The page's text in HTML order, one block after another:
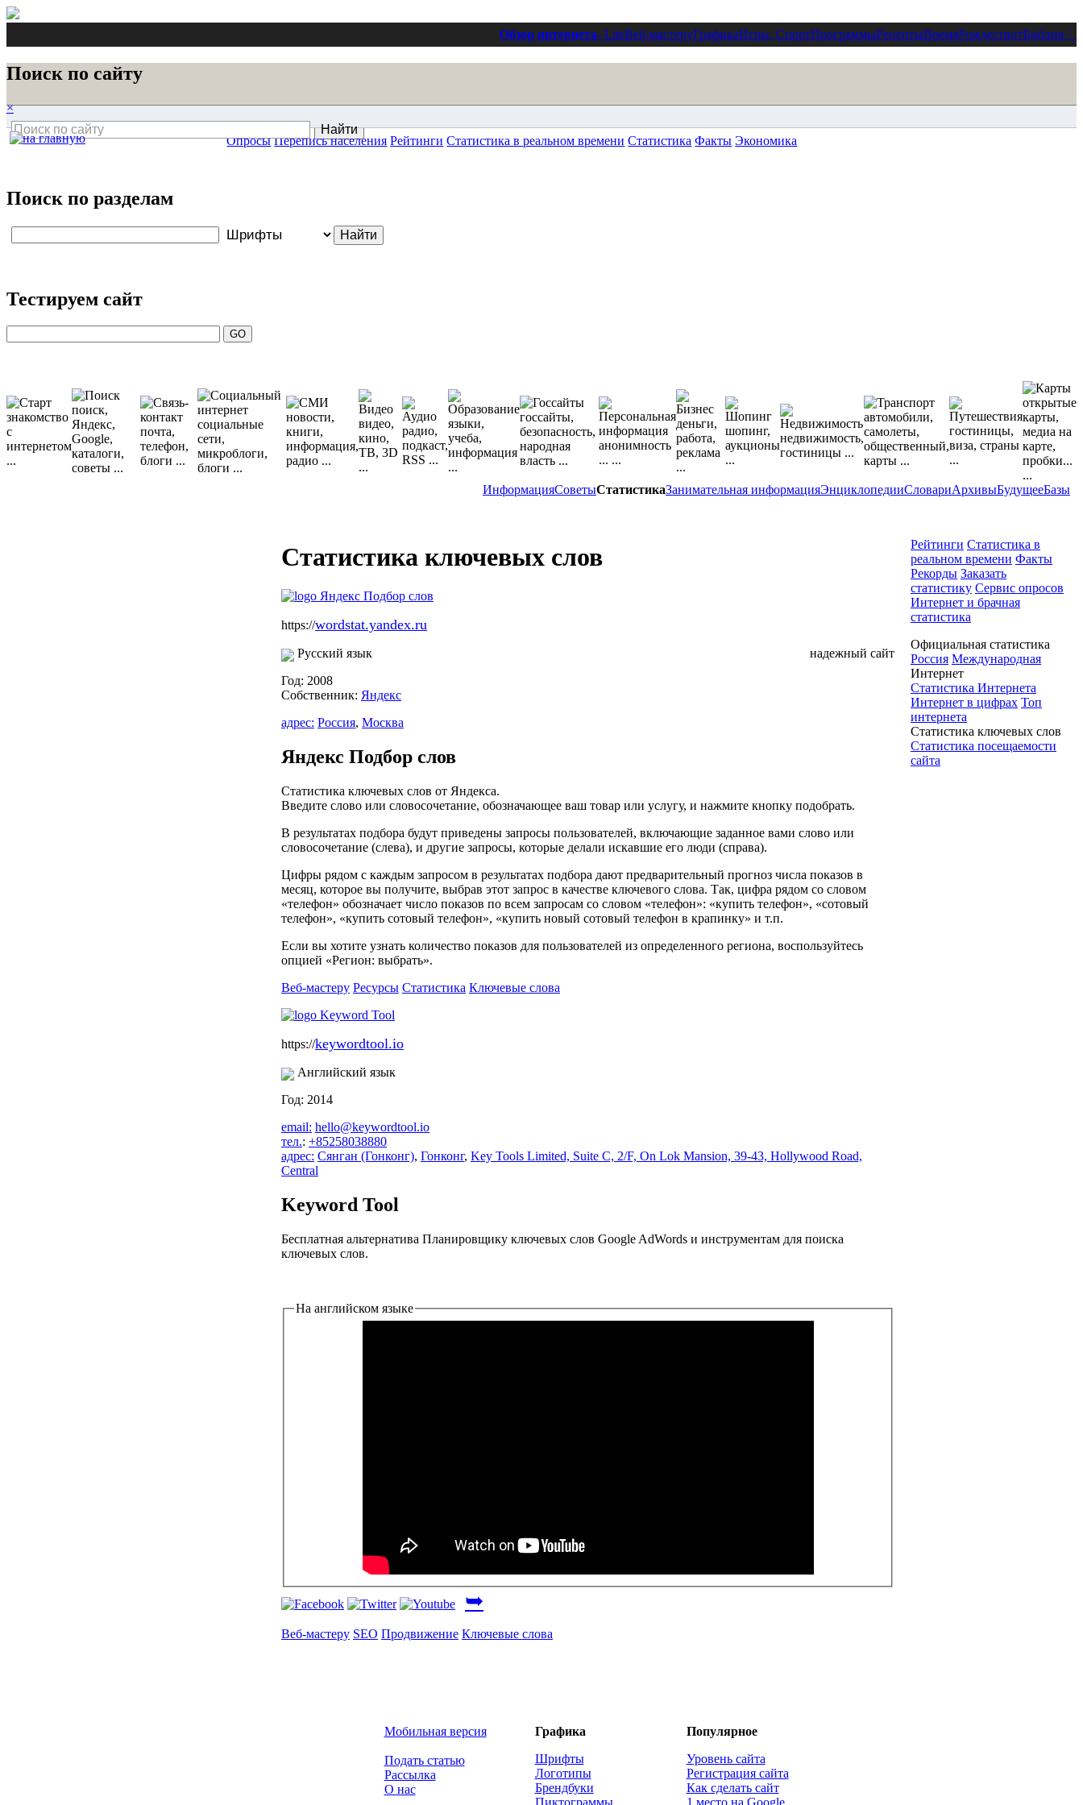
Обзор интернета- LiteВеб-мастеруГрафикаИгры, СпортПрограммыРецептыВремяРождество†Библия ⋮
Поиск по сайту
×
Поиск по разделам
Тестируем сайт
ИнформацияСоветыСтатистикаЗанимательная информацияЭнциклопедииСловариАрхивыБудущееБазы
Опросы Перепись населения Рейтинги Статистика в реальном времени Статистика Факты Экономика
Статистика ключевых слов
https://wordstat.yandex.ru
Русский язык
надежный сайт
Год: 2008
Собственник: Яндекс
адрес: Россия, Москва
Яндекс Подбор слов
Статистика ключевых слов от Яндекса.
Введите слово или словосочетание, обозначающее ваш товар или услугу, и нажмите кнопку подобрать.
В результатах подбора будут приведены запросы пользователей, включающие заданное вами слово или
словосочетание (слева), и другие запросы, которые делали искавшие его люди (справа).
Цифры рядом с каждым запросом в результатах подбора дают предварительный прогноз числа показов в
месяц, которое вы получите, выбрав этот запрос в качестве ключевого слова. Так, цифра рядом со словом
«телефон» обозначает число показов по всем запросам со словом «телефон»: «купить телефон», «сотовый
телефон», «купить сотовый телефон», «купить новый сотовый телефон в крапинку» и т.п.
Если вы хотите узнать количество показов для пользователей из определенного региона, воспользуйтесь
опцией «Регион: выбрать».
Веб-мастеру Ресурсы Статистика Ключевые слова
https://keywordtool.io
Английский язык
Год: 2014
email: hello@keywordtool.io
тел.: +85258038880
адрес: Сянган (Гонконг), Гонконг, Key Tools Limited, Suite C, 2/F, On Lok Mansion, 39-43, Hollywood Road,
Central
Keyword Tool
Бесплатная альтернатива Планировщику ключевых слов Google AdWords и инструментам для поиска
ключевых слов.
На английском языке
➥
Веб-мастеру SEO Продвижение Ключевые слова
Рейтинги Статистика в
реальном времени Факты
Рекорды Заказать
статистику Сервис опросов
Интернет и брачная
статистика
Официальная статистика
Россия Международная
Интернет
Статистика Интернета
Интернет в цифрах Топ
интернета
Статистика ключевых слов
Статистика посещаемости
сайта
Мобильная версия
Подать статью
Рассылка
О нас
Графика
Шрифты
Логотипы
Брендбуки
Популярное
Уровень сайта
Регистрация сайта
Как сделать сайт